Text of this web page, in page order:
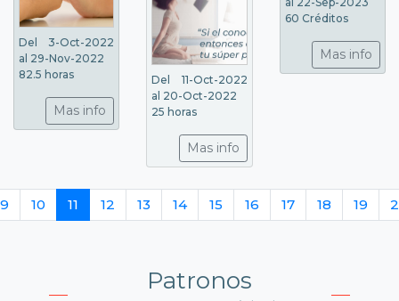
Del 3-Oct-2022
al 29-Nov-2022
82.5 horas
Mas info
Del 11-Oct-2022
al 20-Oct-2022
25 horas
Mas info
60 Créditos
Mas info
9 10 11 12 13 14 15 16 17 18 19
Patronos